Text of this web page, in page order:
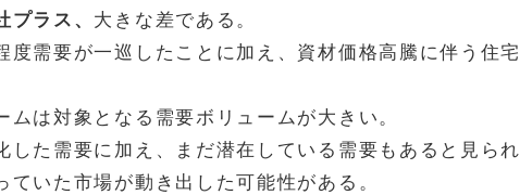
プラス、 大きな差である。
度需要が一巡したことに加え、資材価格高騰に伴う住
ムは対象となる需要ボリュームが大きい。
した需要に加え、まだ潜在している需要もあると見ら
ていた市場が動き出した可能性がある。